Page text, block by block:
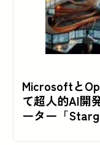
Microsoftと
て超人的AI開
ーター「